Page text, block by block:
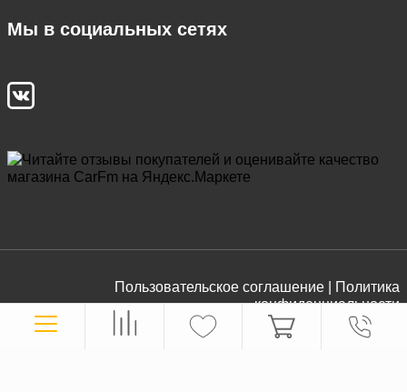
Мы в социальных сетях
Пользовательское соглашение |
Политика
конфиденциальности